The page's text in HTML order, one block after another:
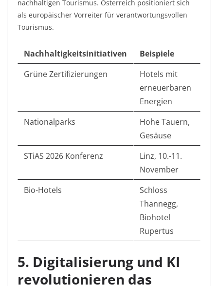
nachhaltigen Tourismus. Österreich positioniert sich
als europäischer Vorreiter für verantwortungsvollen
Tourismus.​
Nachhaltigkeitsinitiativen
Beispiele
Grüne Zertifizierungen
Hotels mit
erneuerbaren
Energien
Nationalparks
Hohe Tauern,
Gesäuse
STiAS 2026 Konferenz
Linz, 10.-11.
November
Bio-Hotels
Schloss
Thannegg,
Biohotel
Rupertus
5. Digitalisierung und KI
revolutionieren das